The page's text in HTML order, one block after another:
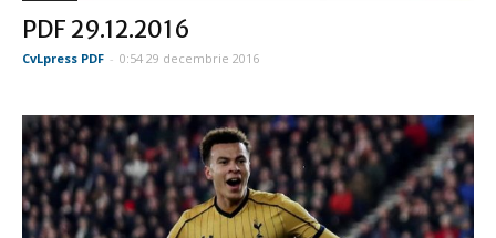
PDF 29.12.2016
CvLpress PDF - 0:54 29 decembrie 2016